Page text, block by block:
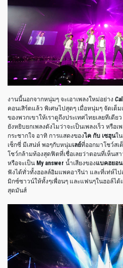
งานนี้นอกจากหนุ่มๆ จะเอาเพลงใหม่อย่าง
คอนเสิร์ตแล้ว พิเศษไปสุดๆ เมื่อหนุ่มๆ จัดเต็ม
ของพวกเขาให้เราดูถึงประเทศไทยเลยทีเดียว
ยังหยิบยกเพลงดังไมว่าจะเป็นเพลงเร็ว หรือ
กระชากใจ อาทิ การแสดงของไค กับ เซฮุนใน
เซ็กซี่ มีเสน่ห์ พอๆกับหนุ่มเลย์ที่ออกมาโชว์สเ
โชว์กล้ามท้องสุดฟิตที่เชื่อเลยว่าตอนที่เห็นส
หรือจะเป็น My answer น้ำเสียงของแบคฮยอน
ฟังได้ทั่วทั้งฮอลล์อิมแพคอารีน่า และที่เท่ห์ไป
มิกซ์ซาวน์ให้ทั้งๆเพื่อนๆ และแฟนๆในฮอล์ไ
สุดมันส์